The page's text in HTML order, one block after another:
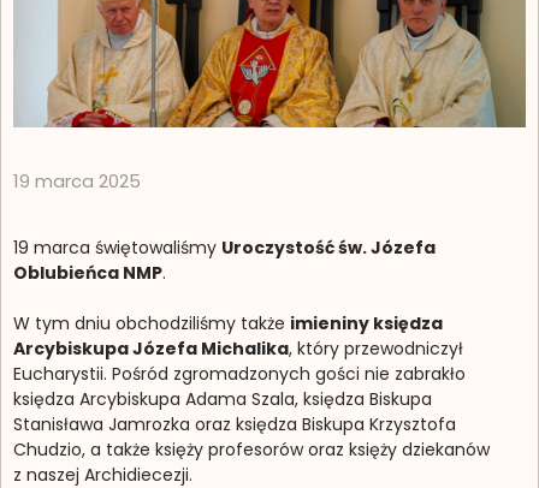
19 marca 2025
19 marca świętowaliśmy Uroczystość św. Józefa
Oblubieńca NMP.
W tym dniu obchodziliśmy także imieniny księdza
Arcybiskupa Józefa Michalika, który przewodniczył
Eucharystii. Pośród zgromadzonych gości nie zabrakło
księdza Arcybiskupa Adama Szala, księdza Biskupa
Stanisława Jamrozka oraz księdza Biskupa Krzysztofa
Chudzio, a także księży profesorów oraz księży dziekanów
z naszej Archidiecezji.